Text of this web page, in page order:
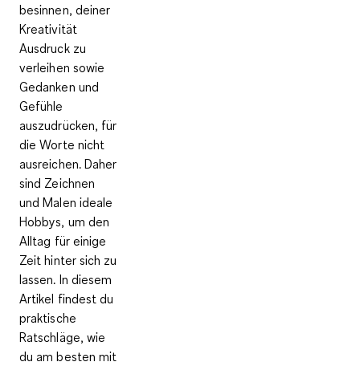
besinnen, deiner
Kreativität
Ausdruck zu
verleihen sowie
Gedanken und
Gefühle
auszudrücken, für
die Worte nicht
ausreichen. Daher
sind Zeichnen
und Malen ideale
Hobbys, um den
Alltag für einige
Zeit hinter sich zu
lassen. In diesem
Artikel findest du
praktische
Ratschläge, wie
du am besten mit